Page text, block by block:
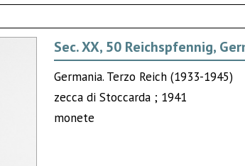
Sec. XX, 50 Reichspfennig,
Germania. Terzo Reich (1933-1945)
zecca di Stoccarda ; 1941
monete